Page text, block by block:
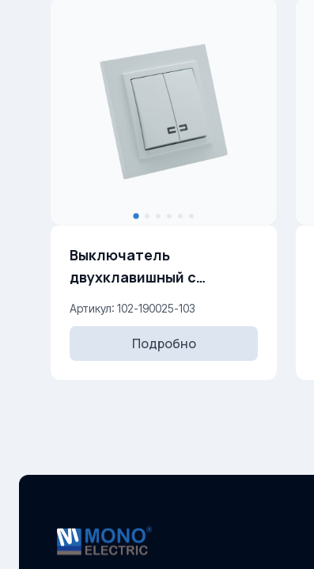
Выключатель
двухклавишный с
подсветкой 10AX, 250 V
Артикул: 102-190025-103
Подробно